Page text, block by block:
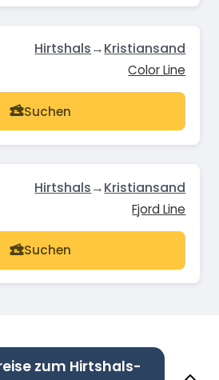
Hirtshals→Kristiansand
Color Line
Suchen
Hirtshals→Kristiansand
Fjord Line
Suchen
zum Hirtshals-